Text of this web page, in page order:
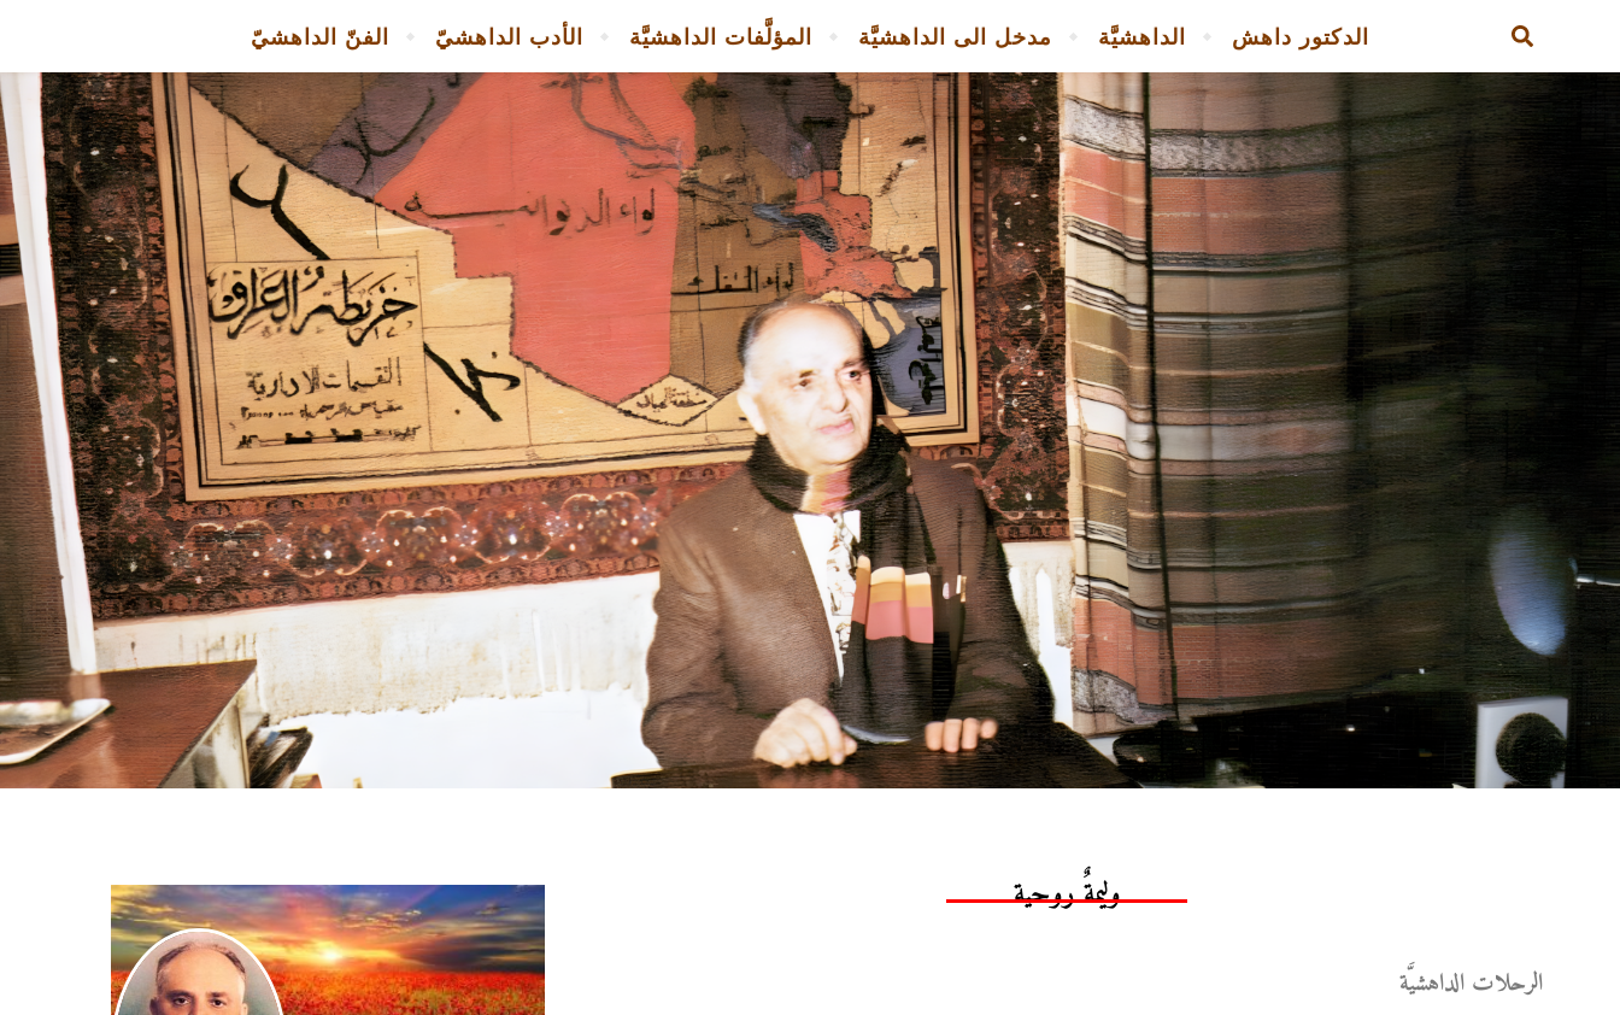
الفنّ الداهشيّ الأدب الداهشيّ المؤلَّفات الداهشيَّة مدخل الى الداهشيَّة الداهشيَّة الدكتور داهش
وليمةٌ روحية
الرحلات الداهشيَّة